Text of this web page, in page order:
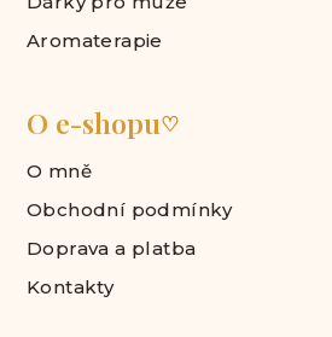
Aromaterapie
O e-shopu♡
O mně
Obchodní podmínky
Doprava a platba
Kontakty